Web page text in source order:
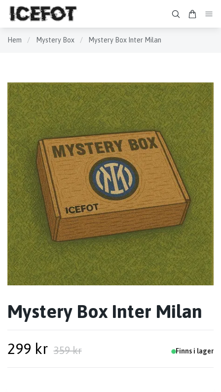
Hem / Mystery Box / Mystery Box Inter Milan
Mystery Box Inter Milan
299 kr 359 kr Finns i lager